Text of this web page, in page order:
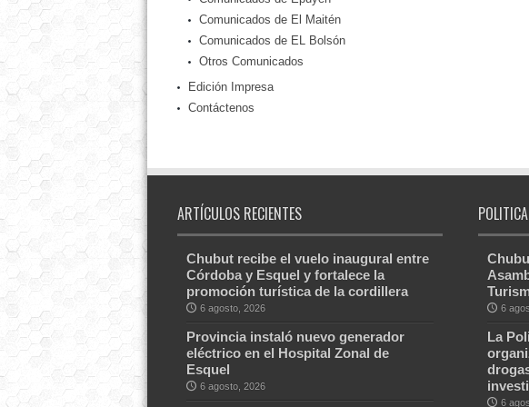
Comunicados de El Maitén
Comunicados de EL Bolsón
Otros Comunicados
Edición Impresa
Contáctenos
ARTÍCULOS RECIENTES
Chubut recibe el vuelo inaugural entre
Córdoba y Esquel y fortalece la
promoción turística de la cordillera
6 agosto, 2026
Provincia instaló nuevo generador
eléctrico en el Hospital Zonal de
Esquel
6 agosto, 2026
POLITICA
6
La
6